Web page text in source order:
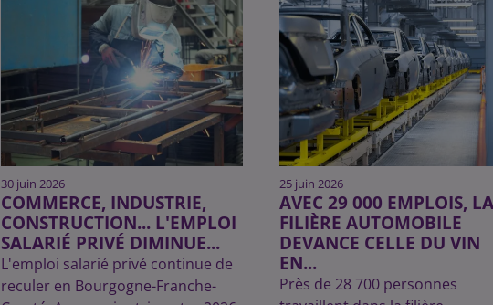
30 juin 2026
COMMERCE, INDUSTRIE,
CONSTRUCTION... L'EMPLOI
SALARIÉ PRIVÉ DIMINUE...
L'emploi salarié privé continue de
reculer en Bourgogne-Franche-
25 juin 2026
AVEC 29 000 EMPLOIS, LA
FILIÈRE AUTOMOBILE
DEVANCE CELLE DU VIN
EN...
Près de 28 700 personnes